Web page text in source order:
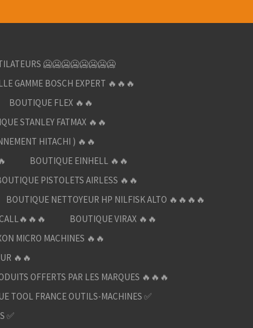
🥶🥶🥶🥶🥶🥶🥶🥶
GAMME BOSCH EXPERT 🔥🔥🔥
BOUTIQUE FLEX 🔥🔥
STANLEY FATMAX 🔥🔥
HITACHI ) 🔥🔥
BOUTIQUE EINHELL 🔥🔥
PISTOLETS AIRLESS 🔥🔥
BOUTIQUE NETTOYEUR HP NILFISK ALTO 🔥🔥🔥🔥
BOUTIQUE VIRAX 🔥🔥
MICRO MACHINES 🔥🔥
🔥🔥
OFFERTS PAR LES MARQUES 🔥🔥🔥
TOOL FRANCE OUTILS-MACHINES ✅
✅